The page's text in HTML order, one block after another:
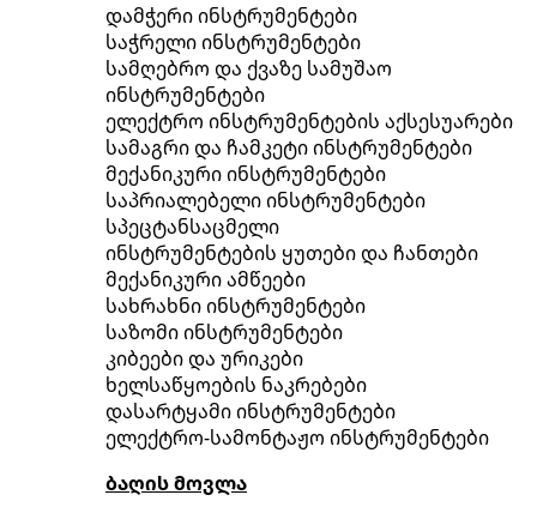
დამჭერი ინსტრუმენტები
საჭრელი ინსტრუმენტები
სამღებრო და ქვაზე სამუშაო
ინსტრუმენტები
ელექტრო ინსტრუმენტების აქსესუარები
სამაგრი და ჩამკეტი ინსტრუმენტები
მექანიკური ინსტრუმენტები
საპრიალებელი ინსტრუმენტები
სპეცტანსაცმელი
ინსტრუმენტების ყუთები და ჩანთები
მექანიკური ამწეები
სახრახნი ინსტრუმენტები
საზომი ინსტრუმენტები
კიბეები და ურიკები
ხელსაწყოების ნაკრებები
დასარტყამი ინსტრუმენტები
ელექტრო-სამონტაჟო ინსტრუმენტები
ბაღის მოვლა